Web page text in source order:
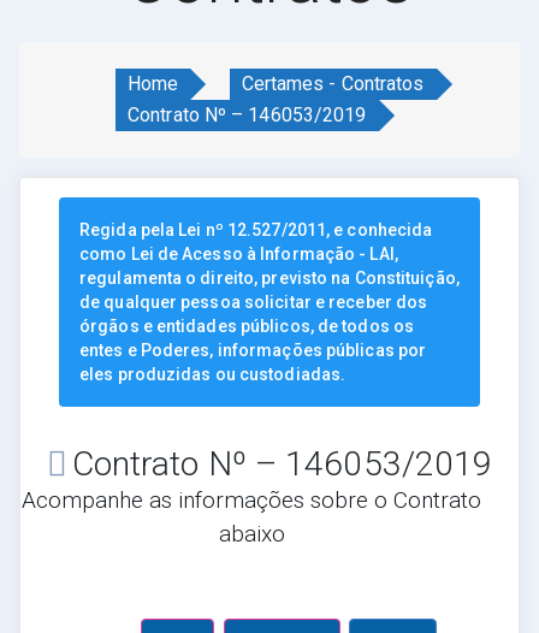
Home
Certames - Contratos
Contrato Nº – 146053/2019
Regida pela Lei nº 12.527/2011, e conhecida
como Lei de Acesso à Informação - LAI,
regulamenta o direito, previsto na Constituição,
de qualquer pessoa solicitar e receber dos
órgãos e entidades públicos, de todos os
entes e Poderes, informações públicas por
eles produzidas ou custodiadas.
Contrato Nº – 146053/2019
Acompanhe as informações sobre o Contrato
abaixo